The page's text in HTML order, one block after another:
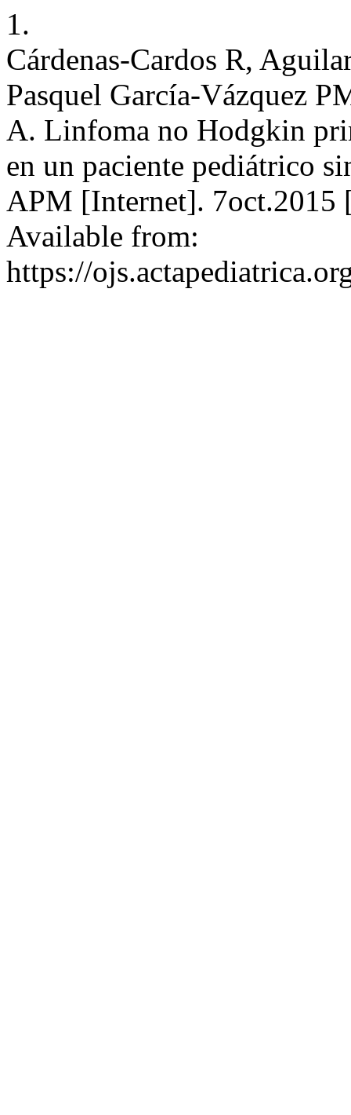
1.
Cárdenas-Cardos R,
Pasquel García-Vázquez
A. Linfoma no Hodgkin
en un paciente pediátrico
APM [Internet]. 7oct.2015
Available from:
https://